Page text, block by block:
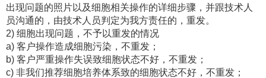
出现问题的照片以及细胞相关操作的详细步骤，并跟技术人
员沟通的，由技术人员判定为我方责任的，重发。
2) 细胞出现问题，不予以重发的情况
a) 客户操作造成细胞污染，不重发；
b) 客户严重操作失误致细胞状态不好，不重发；
c) 非我们推荐细胞培养体系致的细胞状态不好，不重发；